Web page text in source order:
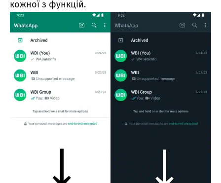
кожної з функцій.